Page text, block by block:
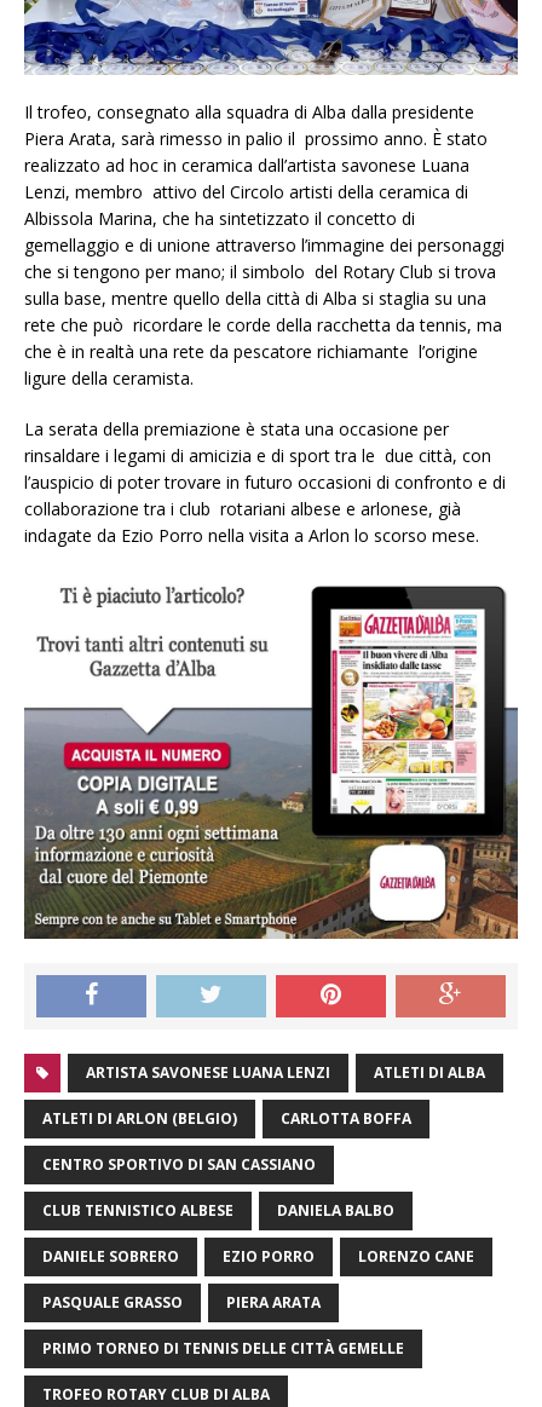
Il trofeo, consegnato alla squadra di Alba dalla presidente
Piera Arata, sarà rimesso in palio il prossimo anno. È stato
realizzato ad hoc in ceramica dall’artista savonese Luana
Lenzi, membro attivo del Circolo artisti della ceramica di
Albissola Marina, che ha sintetizzato il concetto di
gemellaggio e di unione attraverso l’immagine dei personaggi
che si tengono per mano; il simbolo del Rotary Club si trova
sulla base, mentre quello della città di Alba si staglia su una
rete che può ricordare le corde della racchetta da tennis, ma
che è in realtà una rete da pescatore richiamante l’origine
ligure della ceramista.
La serata della premiazione è stata una occasione per
rinsaldare i legami di amicizia e di sport tra le due città, con
l’auspicio di poter trovare in futuro occasioni di confronto e di
collaborazione tra i club rotariani albese e arlonese, già
indagate da Ezio Porro nella visita a Arlon lo scorso mese.
ARTISTA SAVONESE LUANA LENZI ATLETI DI ALBA
ATLETI DI ARLON (BELGIO) CARLOTTA BOFFA
CENTRO SPORTIVO DI SAN CASSIANO
CLUB TENNISTICO ALBESE DANIELA BALBO
DANIELE SOBRERO EZIO PORRO LORENZO CANE
PASQUALE GRASSO PIERA ARATA
PRIMO TORNEO DI TENNIS DELLE CITTÀ GEMELLE
TROFEO ROTARY CLUB DI ALBA